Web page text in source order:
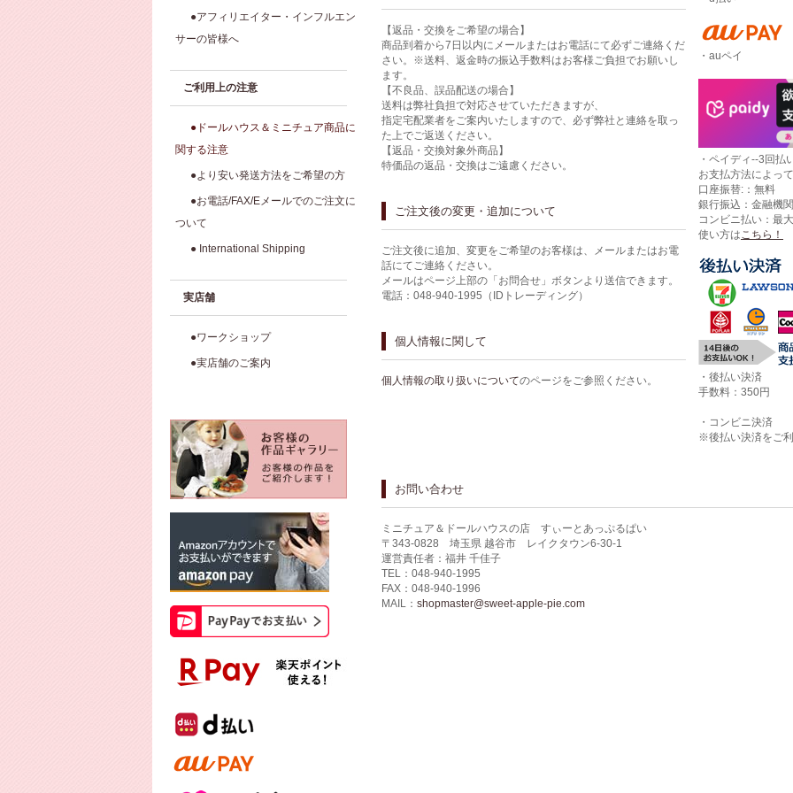
【返品・交換をご希望の場合】
商品到着から7日以内にメールまたはお電話にて必ずご連絡くだ
さい。※送料、返金時の振込手数料はお客様ご負担でお願いし
ます。
【不良品、誤品配送の場合】
送料は弊社負担で対応させていただきますが、
指定宅配業者をご案内いたしますので、必ず弊社と連絡を取っ
た上でご返送ください。
【返品・交換対象外商品】
特価品の返品・交換はご遠慮ください。
ご注文後の変更・追加について
ご注文後に追加、変更をご希望のお客様は、メールまたはお電
話にてご連絡ください。
メールはページ上部の「お問合せ」ボタンより送信できます。
電話：048-940-1995（IDトレーディング）
個人情報に関して
個人情報の取り扱いについてのページをご参照ください。
・auペイ
・ペイディ--3回払
お支払方法によっ
口座振替:：無料
銀行振込：金融機
コンビニ払い：最
使い方はこちら！
・後払い決済
手数料：350円
・コンビニ決済
※後払い決済をご
お問い合わせ
ミニチュア＆ドールハウスの店 すぃーとあっぷるぱい
〒343-0828 埼玉県 越谷市 レイクタウン6-30-1
運営責任者：福井 千佳子
TEL：048-940-1995
FAX：048-940-1996
MAIL： shopmaster@sweet-apple-pie.com
●アフィリエイター・インフルエン
サーの皆様へ
ご利用上の注意
●ドールハウス＆ミニチュア商品に
関する注意
●より安い発送方法をご希望の方
●お電話/FAX/Eメールでのご注文に
ついて
● International Shipping
実店舗
●ワークショップ
●実店舗のご案内